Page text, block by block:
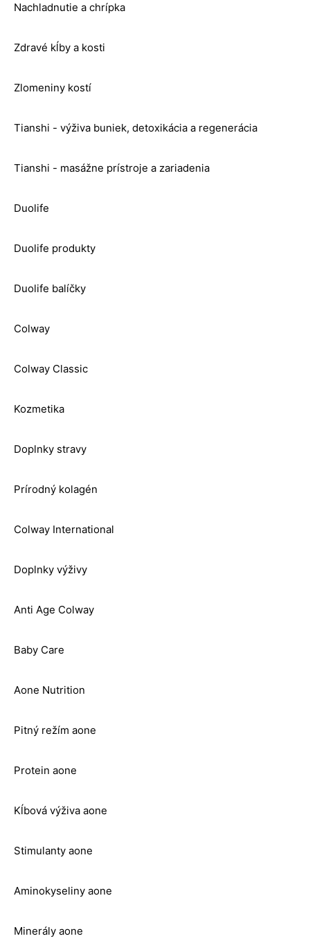
Nachladnutie a chrípka
Zdravé kĺby a kosti
Zlomeniny kostí
Tianshi - výživa buniek, detoxikácia a regenerácia
Tianshi - masážne prístroje a zariadenia
Duolife
Duolife produkty
Duolife balíčky
Colway
Colway Classic
Kozmetika
Doplnky stravy
Prírodný kolagén
Colway International
Doplnky výživy
Anti Age Colway
Baby Care
Aone Nutrition
Pitný režím aone
Protein aone
Kĺbová výživa aone
Stimulanty aone
Aminokyseliny aone
Minerály aone